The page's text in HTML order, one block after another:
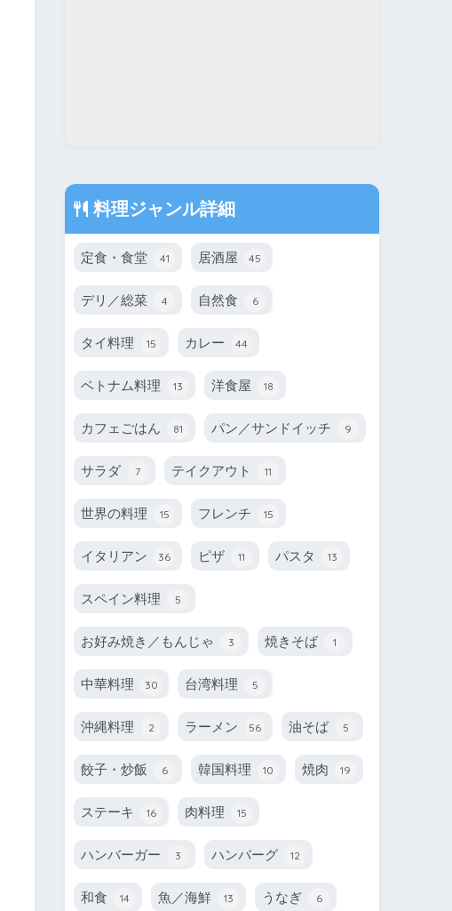
料理ジャンル詳細
定食・食堂 41 居酒屋 45
デリ／総菜 4 自然食 6
タイ料理 15 カレー 44
ベトナム料理 13 洋食屋 18
カフェごはん 81 パン／サンドイッチ 9
サラダ 7 テイクアウト 11
世界の料理 15 フレンチ 15
イタリアン 36 ピザ 11 パスタ 13
スペイン料理 5
お好み焼き／もんじゃ 3 焼きそば 1
中華料理 30 台湾料理 5
沖縄料理 2 ラーメン 56 油そば 5
餃子・炒飯 6 韓国料理 10 焼肉 19
ステーキ 16 肉料理 15
ハンバーガー 3 ハンバーグ 12
和食 14 魚／海鮮 13 うなぎ 6